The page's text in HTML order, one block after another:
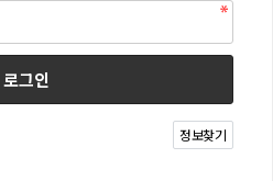
로그인
정보찾기